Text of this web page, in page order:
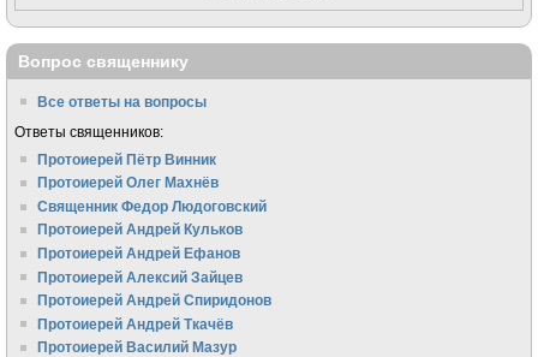
Вопрос священнику
Все ответы на вопросы
Ответы священников:
Протоиерей Пётр Винник
Протоиерей Олег Махнёв
Священник Федор Людоговский
Протоиерей Андрей Кульков
Протоиерей Андрей Ефанов
Протоиерей Алексий Зайцев
Протоиерей Андрей Спиридонов
Протоиерей Андрей Ткачёв
Протоиерей Василий Мазур